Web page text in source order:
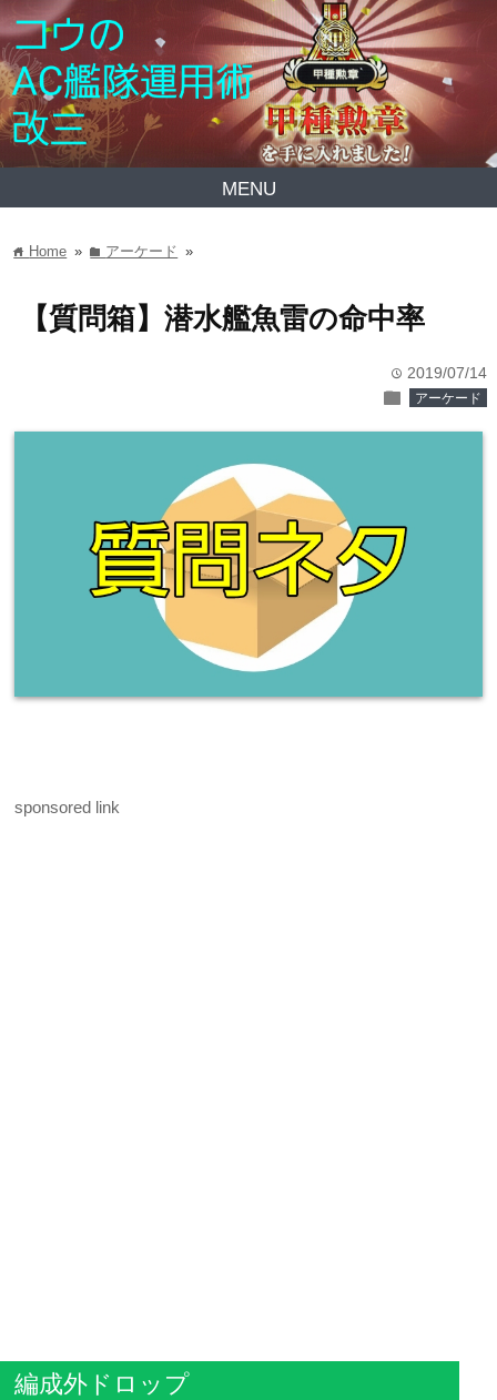
MENU
home Home » folder アーケード »
【質問箱】潜水艦魚雷の命中率
time 2019/07/14
folder アーケード
sponsored link
編成外ドロップ